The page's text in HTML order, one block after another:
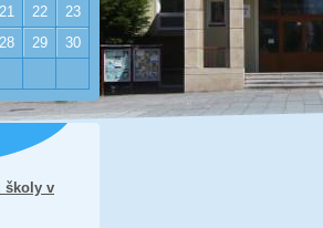
21 22
23
28 29
30
školy v